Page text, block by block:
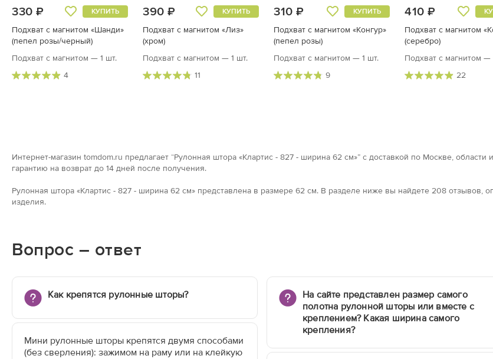
330 ₽ КУПИТЬ
Подхват с магнитом «Шанди»
(пепел розы/черный)
Подхват с магнитом — 1 шт.
4
390 ₽ КУПИТЬ
Подхват с магнитом «Лиз»
(хром)
Подхват с магнитом — 1 шт.
11
310 ₽ КУПИТЬ
Подхват с магнитом «Конгур»
(пепел розы)
Подхват с магнитом — 1 шт.
9
410 ₽
Подхват с магнитом
(серебро)
Подхват с магнитом —
22
Интернет-магазин tomdom.ru предлагает “Рулонная штора «Клартис - 827 - ширина 62 см»” с доставкой по Москве,
гарантию на возврат до 14 дней после получения.
Рулонная штора «Клартис - 827 - ширина 62 см» представлена в размерe 62 см. В разделе ниже вы найдете 208 отзывов,
изделия.
Вопрос – ответ
Как крепятся рулонные шторы?
Мини рулонные шторы крепятся двумя способами
(без сверления): зажимом на раму или на клейкую
На сайте представлен размер самого
полотна рулонной шторы или вместе с
креплением? Какая ширина самого
крепления?